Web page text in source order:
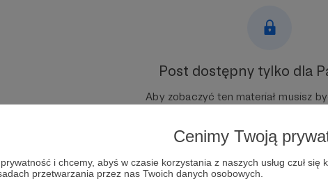
Cenimy Twoją
i chcemy, abyś w czasie korzystania z naszych usług czuł
przetwarzania przez nas Twoich danych osobowych.
Post dostępny tylko dla
Aby zobaczyć ten materiał musisz
Zostań Patronem
Zaloguj się